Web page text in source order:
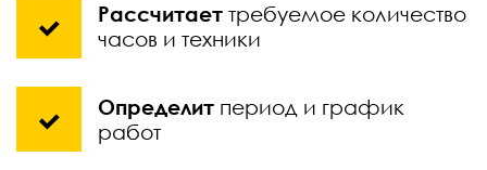
Рассчитает требуемое количество
часов и техники
Определит период и график
работ